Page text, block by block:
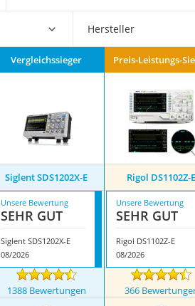
Service
Hersteller
Vergleichssieger Preis-Leistungs-
Siglent SDS1202X-E Rigol DS1102Z-E
Unsere Bewertung
SEHR GUT
Siglent SDS1202X-E
08/2026
Unsere Bewertung
SEHR GUT
Rigol DS1102Z-E
08/2026
1388 Bewertungen 366